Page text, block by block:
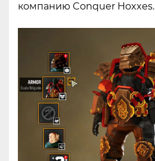
компанию Conquer Hoxxes.